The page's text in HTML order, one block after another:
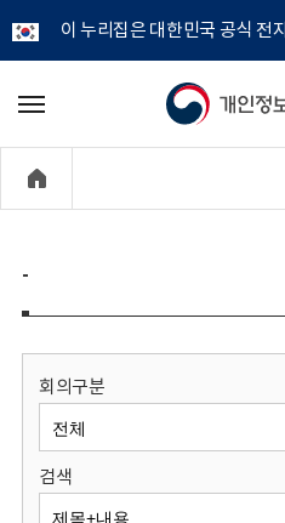
이 누리집은 대한민국 공식 전
개
정
보
원
메
기
-
회의구분
검색